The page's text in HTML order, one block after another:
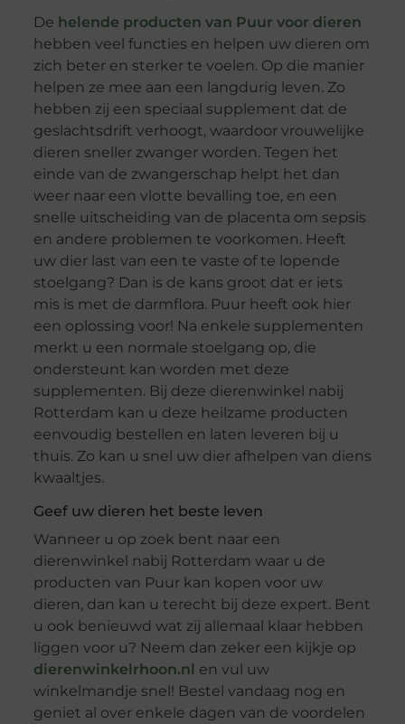
De helende producten van Puur voor dieren
hebben veel functies en helpen uw dieren om
zich beter en sterker te voelen. Op die manier
helpen ze mee aan een langdurig leven. Zo
hebben zij een speciaal supplement dat de
geslachtsdrift verhoogt, waardoor vrouwelijke
dieren sneller zwanger worden. Tegen het
einde van de zwangerschap helpt het dan
weer naar een vlotte bevalling toe, en een
snelle uitscheiding van de placenta om sepsis
en andere problemen te voorkomen. Heeft
uw dier last van een te vaste of te lopende
stoelgang? Dan is de kans groot dat er iets
mis is met de darmflora. Puur heeft ook hier
een oplossing voor! Na enkele supplementen
merkt u een normale stoelgang op, die
ondersteunt kan worden met deze
supplementen. Bij deze dierenwinkel nabij
Rotterdam kan u deze heilzame producten
eenvoudig bestellen en laten leveren bij u
thuis. Zo kan u snel uw dier afhelpen van diens
kwaaltjes.
Geef uw dieren het beste leven
Wanneer u op zoek bent naar een
dierenwinkel nabij Rotterdam waar u de
producten van Puur kan kopen voor uw
dieren, dan kan u terecht bij deze expert. Bent
u ook benieuwd wat zij allemaal klaar hebben
liggen voor u? Neem dan zeker een kijkje op
dierenwinkelrhoon.nl en vul uw
winkelmandje snel! Bestel vandaag nog en
geniet al over enkele dagen van de voordelen